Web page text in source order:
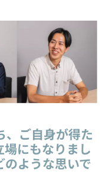
、ご自身が得た
にもなりまし
ような思いで